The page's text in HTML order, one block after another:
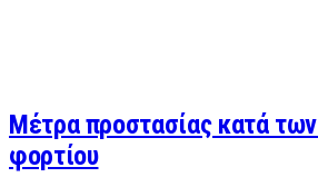
Μέτρα προστασίας κατά
φορτίου